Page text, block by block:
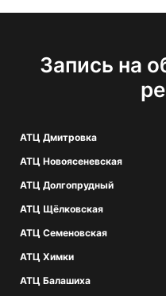
Запись на
АТЦ Дмитровка
АТЦ Новоясеневская
АТЦ Долгопрудный
АТЦ Щёлковская
АТЦ Семеновская
АТЦ Химки
АТЦ Балашиха